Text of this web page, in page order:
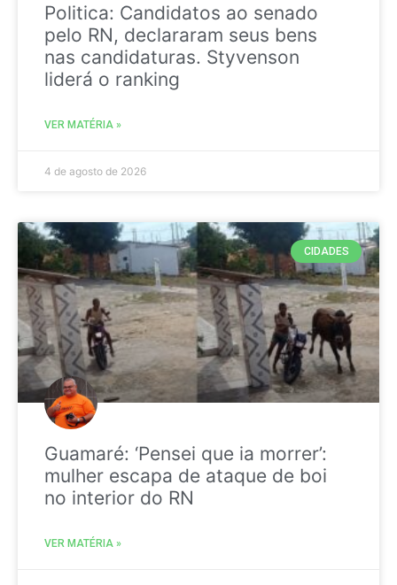
Politica: Candidatos ao senado
pelo RN, declararam seus bens
nas candidaturas. Styvenson
liderá o ranking
VER MATÉRIA »
4 de agosto de 2026
CIDADES
Guamaré: ‘Pensei que ia morrer’:
mulher escapa de ataque de boi
no interior do RN
VER MATÉRIA »